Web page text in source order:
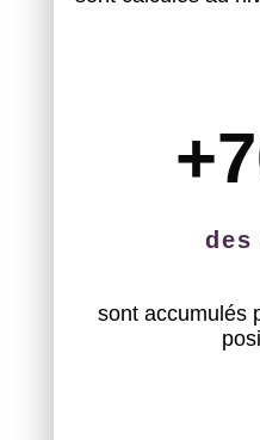
sont accumulés